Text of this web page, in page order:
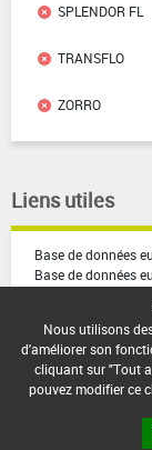
SPLENDOR FL
TRANSFLO
ZORRO
Liens utiles
Base de données
Base de données
Version du produit :
Nous utilisons
d'améliorer son
cliquant sur "Tout
pouvez modifier ce